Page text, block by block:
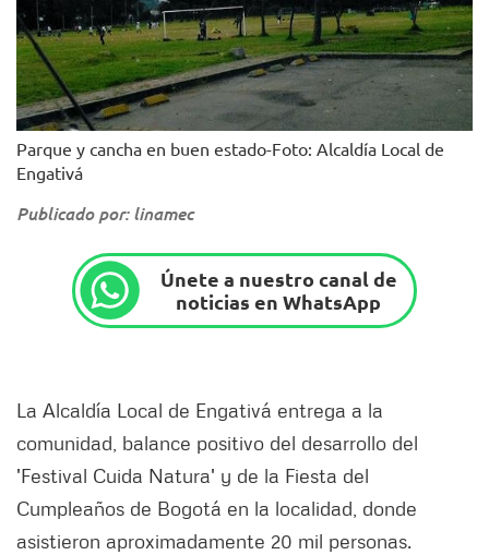
Parque y cancha en buen estado-Foto: Alcaldía Local de
Engativá
Publicado por: linamec
Únete a nuestro canal de
noticias en WhatsApp
La Alcaldía Local de Engativá entrega a la
comunidad, balance positivo del desarrollo del
'Festival Cuida Natura' y de la Fiesta del
Cumpleaños de Bogotá en la localidad, donde
asistieron aproximadamente 20 mil personas.